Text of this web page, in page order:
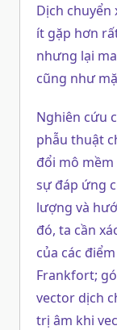
Dịch
ít gặp hơn
nhưng lại
cũng như
Nghiên cứu
phẫu thuật
đổi mô
sự đáp ứng
lượng và
đó, ta cần
của các
Frankfort;
vector dịch
trị âm khi